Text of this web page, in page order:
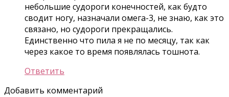
небольшие судороги конечностей, как будто
сводит ногу, назначали омега-3, не знаю, как это
связано, но судороги прекращались.
Единственно что пила я не по месяцу, так как
через какое то время появлялась тошнота.
Ответить
Добавить комментарий